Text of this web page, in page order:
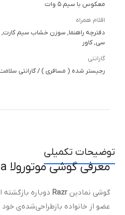
معکوس با سیم ۵ وات
اقلام همراه
سی, کاور
گارانتی
رجیستر شده ( مسافری ) / گارانتی
توضیحات تکمیلی
معرفی گوشی موتورولا Razr 60 Ultra
گوشی نمادینRazr دوباره
عضو از خانواده بازطراحی‌شده‌ی